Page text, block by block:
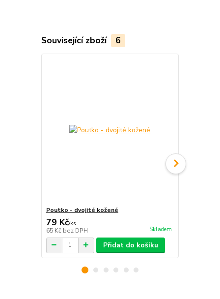
Související zboží 6
Poutko - dvojité kožené
79 Kč/ks
65 Kč bez DPH Skladem
Přidat do košíku